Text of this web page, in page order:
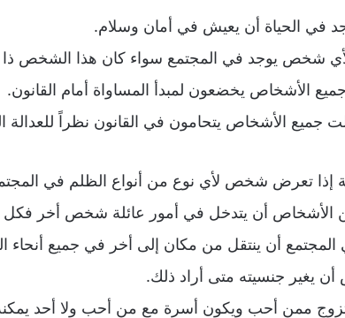
الحياة أن يعيش في أمان وسلام.
لأي شخص يوجد في المجتمع سواء كان هذا الشخص
الأشخاص يخضعون لمبدأ المساواة أمام القانون.
جميع الأشخاص يتحامون في القانون نظراً للعدالة
إذا تعرض شخص لأي نوع من أنواع الظلم في
أن يتدخل في أمور عائلة شخص أخر
أن ينتقل من مكان إلى أخر في جميع أنحاء
يغير جنسيته متى أراد ذلك.
ممن أحب ويكون أسرة مع من أحب ولا أحد